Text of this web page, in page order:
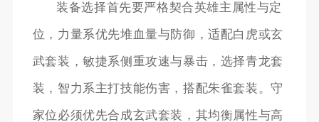
装备选择首先要严格契合英雄主属性与定
位，力量系优先堆血量与防御，适配白虎或玄
武套装，敏捷系侧重攻速与暴击，选择青龙套
装，智力系主打技能伤害，搭配朱雀套装。守
家位必须优先合成玄武套装，其均衡属性与高